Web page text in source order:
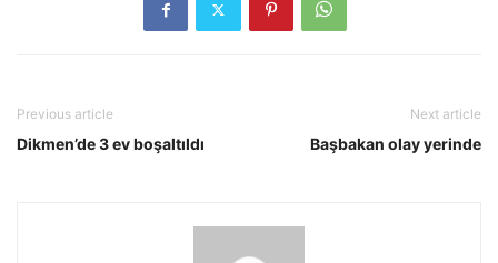
Previous article
Dikmen’de 3 ev boşaltıldı
Next article
Başbakan olay yerinde